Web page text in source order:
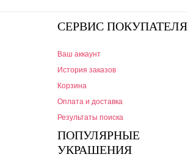
СЕРВИС ПОКУПАТЕЛЯ
Ваш аккаунт
История заказов
Корзина
Оплата и доставка
Результаты поиска
ПОПУЛЯРНЫЕ
УКРАШЕНИЯ